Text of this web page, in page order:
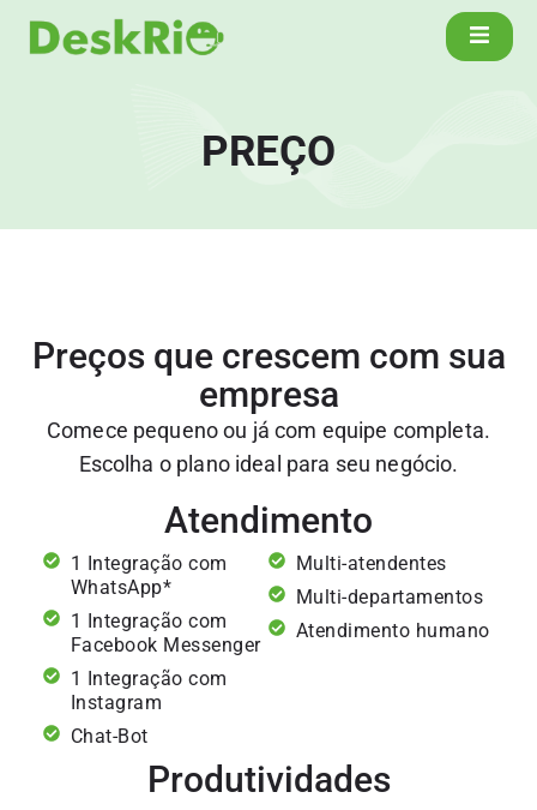
PREÇO
Preços que crescem com sua
empresa
Comece pequeno ou já com equipe completa.
Escolha o plano ideal para seu negócio.
Atendimento
1 Integração com
WhatsApp*
1 Integração com
Facebook Messenger
1 Integração com
Instagram
Chat-Bot
Multi-atendentes
Multi-departamentos
Atendimento humano
Produtividades